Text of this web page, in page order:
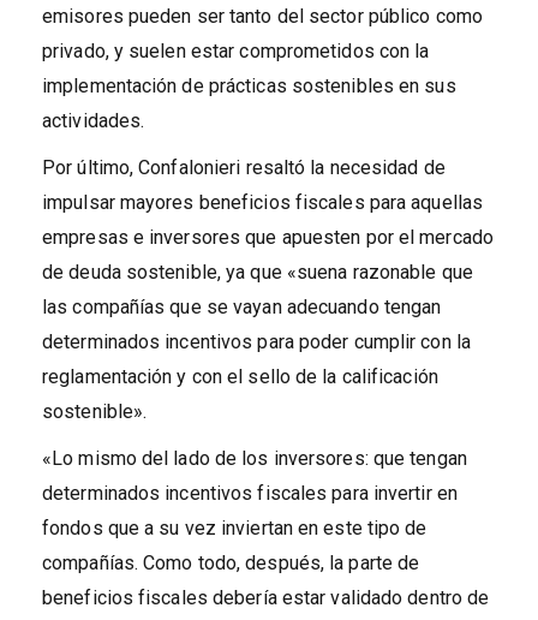
emisores pueden ser tanto del sector público como
privado, y suelen estar comprometidos con la
implementación de prácticas sostenibles en sus
actividades.
Por último, Confalonieri resaltó la necesidad de
impulsar mayores beneficios fiscales para aquellas
empresas e inversores que apuesten por el mercado
de deuda sostenible, ya que «suena razonable que
las compañías que se vayan adecuando tengan
determinados incentivos para poder cumplir con la
reglamentación y con el sello de la calificación
sostenible».
«Lo mismo del lado de los inversores: que tengan
determinados incentivos fiscales para invertir en
fondos que a su vez inviertan en este tipo de
compañías. Como todo, después, la parte de
beneficios fiscales debería estar validado dentro de